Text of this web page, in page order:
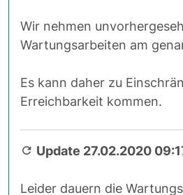
Wir nehmen
Wartungsarbeiten am
Es kann daher zu
Erreichbarkeit kommen.
Update 27.02.2020
Leider dauern die